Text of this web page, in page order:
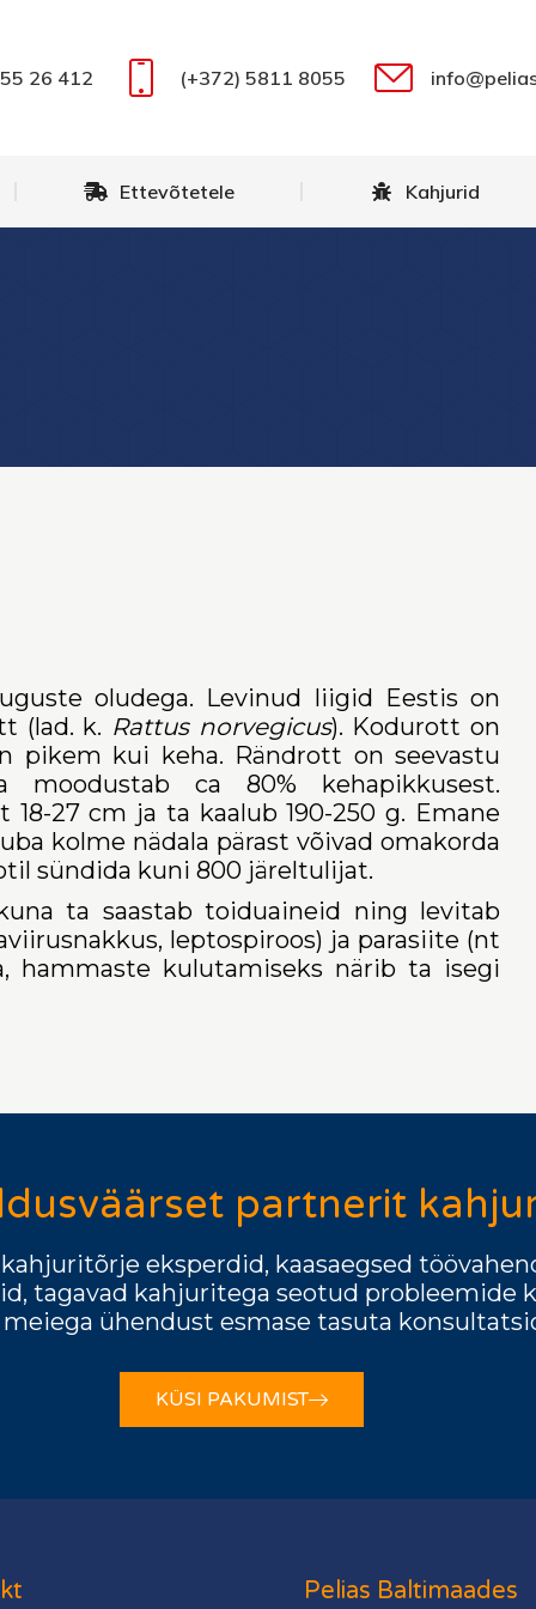
26 412 (+372) 5811 8055
Ettevõtetele Kahjurid
oludega. Levinud liigid Eestis on
(lad. k. Rattus norvegicus). Kodurott on
pikem kui keha. Rändrott on seevastu
ca 80% kehapikkusest.
27 cm ja ta kaalub 190-250 g. Emane
kolme nädala pärast võivad omakorda
sündida kuni 800 järeltulijat.
ta saastab toiduaineid ning levitab
leptospiroos) ja parasiite (nt
hammaste kulutamiseks närib ta isegi
partnerit
eksperdid, kaasaegsed
tagavad kahjuritega seotud probleemide
ühendust esmase tasuta
KÜSI PAKUMIST
Pelias Baltimaades